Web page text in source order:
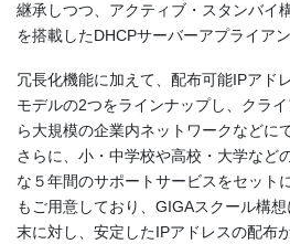
継承しつつ、アクティブ・スタンバイ
を搭載したDHCPサーバーアプライアン
冗長化機能に加えて、配布可能IPアド
モデルの2つをラインナップし、クラ
ら大規模の企業内ネットワークなどに
さらに、小・中学校や高校・大学など
な５年間のサポートサービスをセット
もご用意しており、GIGAスクール構
末に対し、安定したIPアドレスの配布